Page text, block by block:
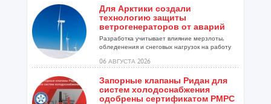
Для Арктики создали
технологию защиты
ветрогенераторов от аварий
Разработка учитывает влияние мерзлоты,
обледенения и снеговых нагрузок на работу
06 АВГУСТА 2026
Запорные клапаны Ридан для
систем холодоснабжения
одобрены сертификатом РМРС